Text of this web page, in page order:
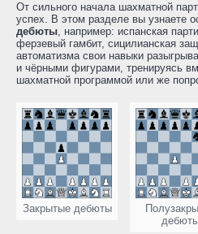
От сильного начала шахматной
успех. В этом разделе вы узнаете
дебюты, например: испанская
ферзевый гамбит, сицилианская
автоматизма свои навыки
и чёрными фигурами, тренируясь
шахматной программой или же
Закрытые дебюты